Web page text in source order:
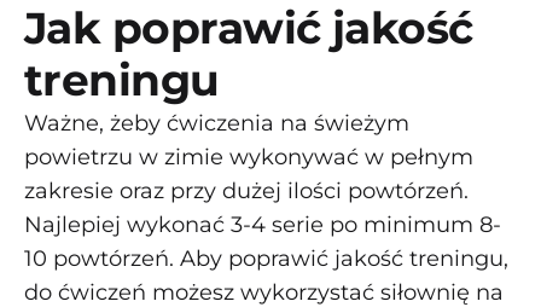
Jak poprawić jakość
treningu
Ważne, żeby ćwiczenia na świeżym
powietrzu w zimie wykonywać w pełnym
zakresie oraz przy dużej ilości powtórzeń.
Najlepiej wykonać 3-4 serie po minimum 8-
10 powtórzeń. Aby poprawić jakość treningu,
do ćwiczeń możesz wykorzystać siłownię na